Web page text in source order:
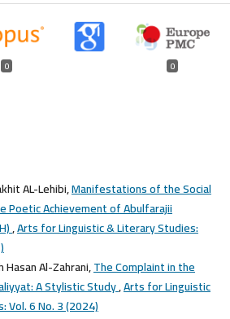
0 0
AL-Lehibi,Manifestations of the Social
Poetic Achievement of Abulfarajii
,Arts for Linguistic & Literary Studies:
Hasan Al-Zahrani,The Complaint in the
A Stylistic Study,Arts for Linguistic
Vol. 6 No. 3 (2024)